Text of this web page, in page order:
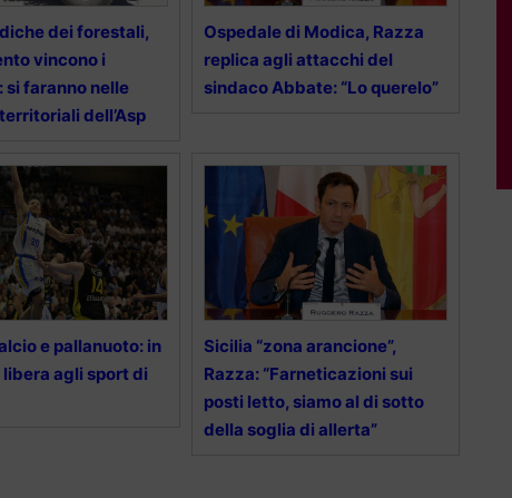
dei forestali,
vincono i
si faranno nelle
dell’Asp
Ospedale di Modica, Razza
replica agli attacchi del
sindaco Abbate: “Lo querelo”
e pallanuoto: in
agli sport di
Sicilia “zona arancione”,
Razza: “Farneticazioni sui
posti letto, siamo al di sotto
della soglia di allerta”